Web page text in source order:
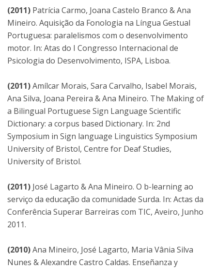
(2011) Patrícia Carmo, Joana Castelo Branco & Ana
Mineiro. Aquisição da Fonologia na Língua Gestual
Portuguesa: paralelismos com o desenvolvimento
motor. In: Atas do I Congresso Internacional de
Psicologia do Desenvolvimento, ISPA, Lisboa.
(2011)Amílcar Morais, Sara Carvalho, Isabel Morais,
Ana Silva, Joana Pereira & Ana Mineiro. The Making of
a Bilingual Portuguese Sign Language Scientific
Dictionary: a corpus based Dictionary. In: 2nd
Symposium in Sign language Linguistics Symposium
University of Bristol, Centre for Deaf Studies,
University of Bristol.
(2011) José Lagarto & Ana Mineiro. O b-learning ao
serviço da educação da comunidade Surda. In: Actas da
Conferência Superar Barreiras com TIC, Aveiro, Junho
2011.
(2010)Ana Mineiro, José Lagarto, Maria Vânia Silva
Nunes & Alexandre Castro Caldas. Enseñanza y